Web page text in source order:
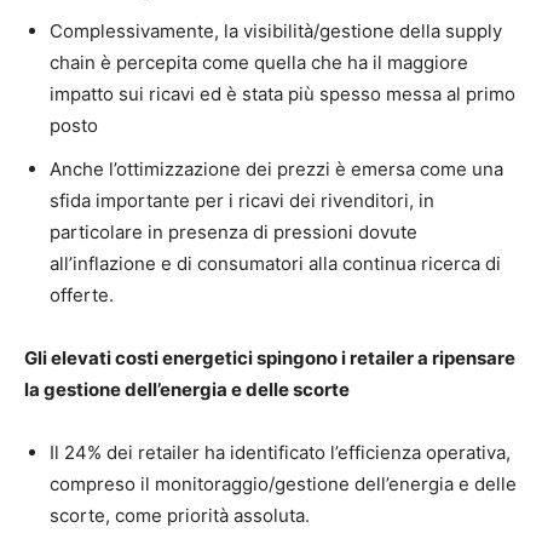
Complessivamente, la visibilità/gestione della supply
chain è percepita come quella che ha il maggiore
impatto sui ricavi ed è stata più spesso messa al primo
posto
Anche l’ottimizzazione dei prezzi è emersa come una
sfida importante per i ricavi dei rivenditori, in
particolare in presenza di pressioni dovute
all’inflazione e di consumatori alla continua ricerca di
offerte.
Gli elevati costi energetici spingono i retailer a ripensare
la gestione dell’energia e delle scorte
Il 24% dei retailer ha identificato l’efficienza operativa,
compreso il monitoraggio/gestione dell’energia e delle
scorte, come priorità assoluta.